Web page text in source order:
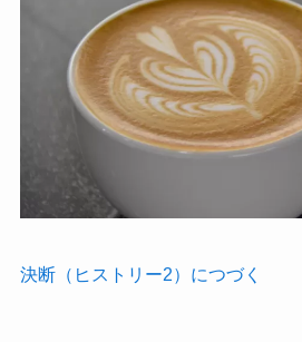
決断（ヒストリー2）につづく